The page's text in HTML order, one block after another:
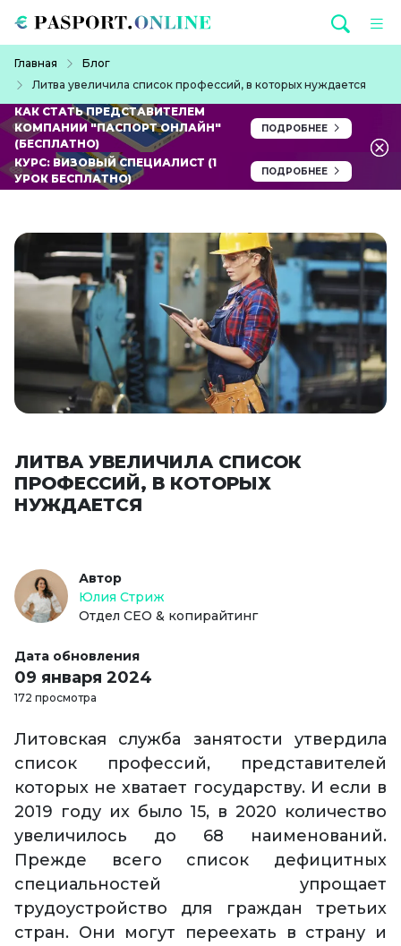
Главная
Блог
Литва увеличила список профессий, в которых нуждается
КАК СТАТЬ ПРЕДСТАВИТЕЛЕМ
КОМПАНИИ "ПАСПОРТ ОНЛАЙН"
(БЕСПЛАТНО)
ПОДРОБНЕЕ
КУРС: ВИЗОВЫЙ СПЕЦИАЛИСТ (1
УРОК БЕСПЛАТНО)
ПОДРОБНЕЕ
ЛИТВА УВЕЛИЧИЛА СПИСОК
ПРОФЕССИЙ, В КОТОРЫХ
НУЖДАЕТСЯ
Автор
Юлия Стриж
Отдел СЕО & копирайтинг
Дата обновления
09 января 2024
172 просмотра
Литовская служба занятости утвердила
список профессий, представителей
которых не хватает государству. И если в
2019 году их было 15, в 2020 количество
увеличилось до 68 наименований.
Прежде всего список дефицитных
специальностей упрощает
трудоустройство для граждан третьих
стран. Они могут переехать в страну и